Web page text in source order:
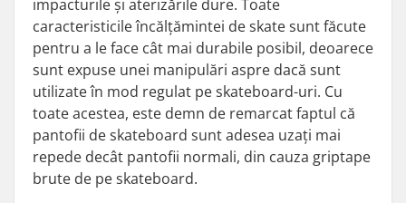
impacturile și aterizările dure. Toate
caracteristicile încălțămintei de skate sunt făcute
pentru a le face cât mai durabile posibil, deoarece
sunt expuse unei manipulări aspre dacă sunt
utilizate în mod regulat pe skateboard-uri. Cu
toate acestea, este demn de remarcat faptul că
pantofii de skateboard sunt adesea uzați mai
repede decât pantofii normali, din cauza griptape
brute de pe skateboard.